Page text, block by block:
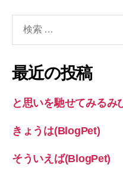
象:
最近の投稿
と思いを馳せてみるみ
きょうは(BlogPet)
そういえば(BlogPet)